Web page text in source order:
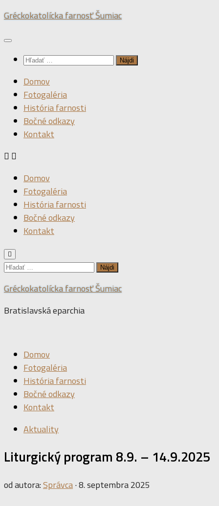
Preskočiť
obsah
Gréckokatolícka farnosť Šumiac
Hľadať:
Domov
Fotogaléria
História farnosti
Bočné odkazy
Kontakt
Domov
Fotogaléria
História farnosti
Bočné odkazy
Kontakt
Hľadať:
Gréckokatolícka farnosť Šumiac
Bratislavská eparchia
Domov
Fotogaléria
História farnosti
Bočné odkazy
Kontakt
Aktuality
Liturgický program 8.9. – 14.9.2025
od autora:Správca·8. septembra 2025